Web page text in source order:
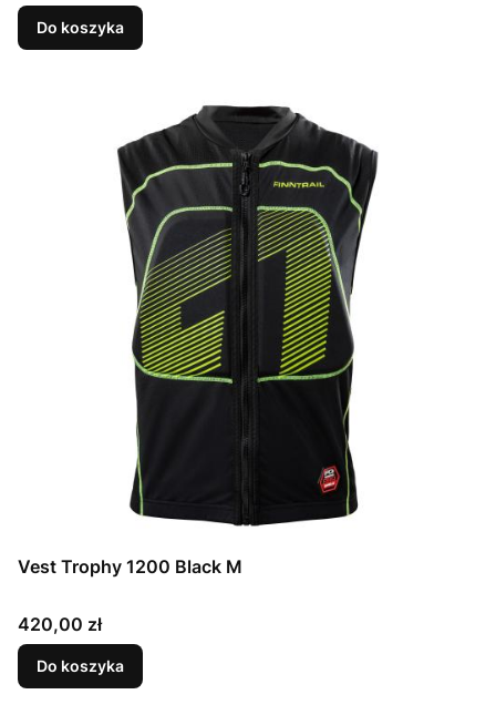
Do koszyka
Vest Trophy 1200 Black M
Cena
420,00 zł
Do koszyka